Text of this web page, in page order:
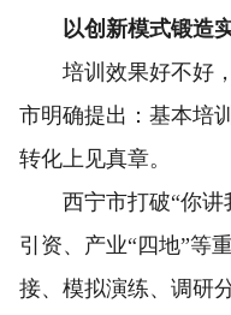
以创新模式锻造
培训效果好不好，
市明确提出：基本培
转化上见真章。
西宁市打破“你讲
引资、产业“四地”等
接、模拟演练、调研